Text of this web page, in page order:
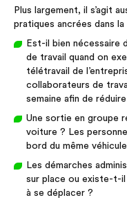
Plus largement, il s’agit
pratiques ancrées dans la
Est-il bien nécessaire
de travail quand on
télétravail de
collaborateurs de
semaine afin de
Une sortie en groupe
voiture ? Les
bord du même
Les démarches
sur place ou existe-t-il
à se déplacer ?